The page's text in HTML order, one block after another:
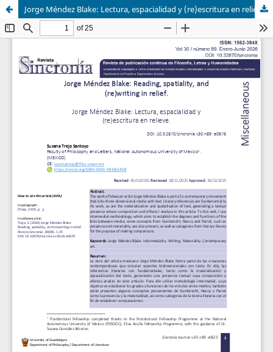
Jorge Méndez Blake: Lectura, espacialidad y (re)escritura en relieve